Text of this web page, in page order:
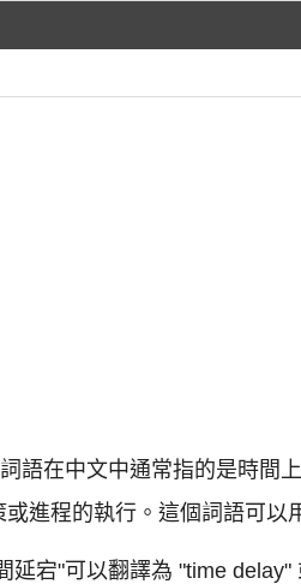
語在中文中通常指的是時間
進程的執行。這個詞語可以
延宕"可以翻譯為 "time